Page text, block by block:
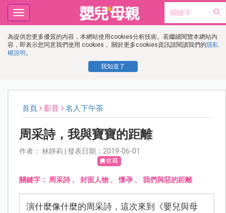
為提供您更多優質的內容，本網站使用cookies分析技術。若繼續閱覽本網站內
容，即表示您同意我們使用 cookies， 關於更多cookies資訊請閱讀我們的隱私
權說明 。
我知道了
Toggle
navigation
首頁 影音 名人下午茶
周采詩，我與寶寶的距離
作者： 林靜莉 | 發表日期：2019-06-01
收藏
關鍵字： 周采詩、 封面人物、懷孕、 我們與惡的距離
演什麼像什麼的周采詩，這次來到《嬰兒與母